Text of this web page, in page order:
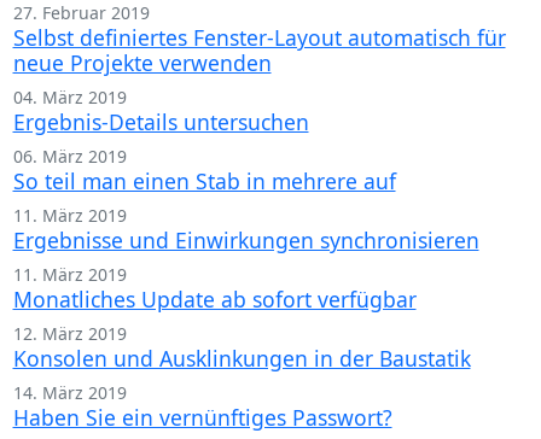
27. Februar 2019
Selbst definiertes Fenster-Layout automatisch für
neue Projekte verwenden
04. März 2019
Ergebnis-Details untersuchen
06. März 2019
So teil man einen Stab in mehrere auf
11. März 2019
Ergebnisse und Einwirkungen synchronisieren
11. März 2019
Monatliches Update ab sofort verfügbar
12. März 2019
Konsolen und Ausklinkungen in der Baustatik
14. März 2019
Haben Sie ein vernünftiges Passwort?